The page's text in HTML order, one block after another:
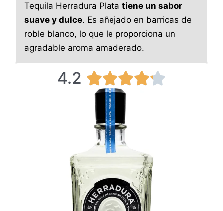
Tequila Herradura Plata tiene un sabor
suave y dulce. Es añejado en barricas de
roble blanco, lo que le proporciona un
agradable aroma amaderado.
4.2 